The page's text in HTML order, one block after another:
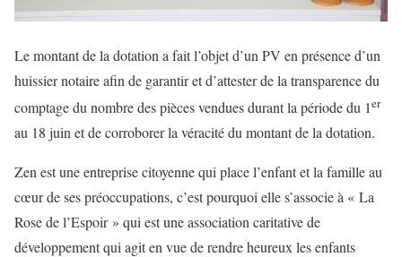
Le montant de la dotation a fait l’objet d’un PV en présence d’un
huissier notaire afin de garantir et d’attester de la transparence du
comptage du nombre des pièces vendues durant la période du 1er
au 18 juin et de corroborer la véracité du montant de la dotation.
Zen est une entreprise citoyenne qui place l’enfant et la famille au
cœur de ses préoccupations, c’est pourquoi elle s’associe à « La
Rose de l’Espoir » qui est une association caritative de
développement qui agit en vue de rendre heureux les enfants